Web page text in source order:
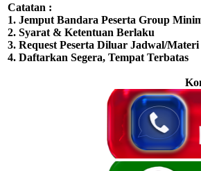
Catatan :
1. Jemput Bandara Peserta Group
2. Syarat & Ketentuan Berlaku
3. Request Peserta Diluar Jadwal/
4. Daftarkan Segera, Tempat Terbatas